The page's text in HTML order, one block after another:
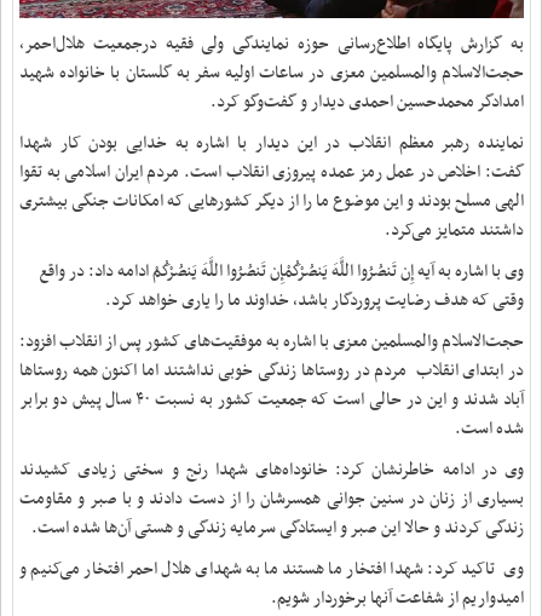
به گزارش پایگاه اطلاع‌رسانی حوزه نمایندگی ولی فقیه درجمعیت هلال‌احمر،
حجت‌الاسلام والمسلمین معزی در ساعات اولیه سفر به گلستان با خانواده شهید
امدادگر محمدحسین احمدی دیدار و گفت‌وگو کرد.
نماینده رهبر معظم انقلاب در این دیدار با اشاره به خدایی بودن کار شهدا
گفت: اخلاص در عمل رمز عمده پیروزی انقلاب است. مردم ایران اسلامی به تقوا
الهی مسلح بودند و این موضوع ما را از دیگر کشورهایی که امکانات جنگی بیشتری
داشتند متمایز می‌کرد.
وی با اشاره به آیه إِن تَنصُرُوا اللَّهَ یَنصُرْکُمْإِن تَنصُرُوا اللَّهَ یَنصُرْکُمْ ادامه داد: در واقع
وقتی که هدف رضایت پروردگار باشد، خداوند ما را یاری خواهد کرد.
حجت‌الاسلام والمسلمین معزی با اشاره به موفقیت‌های کشور پس از انقلاب افزود:
در ابتدای انقلاب مردم در روستاها زندگی خوبی نداشتند اما اکنون همه روستاها
آباد شدند و این در حالی است که جمعیت کشور به نسبت ۴۰ سال پیش دو برابر
شده است.
وی در ادامه خاطرنشان کرد: خانوداه‌های شهدا رنج و سختی زیادی کشیدند
بسیاری از زنان در سنین جوانی همسرشان را از دست دادند و با صبر و مقاومت
زندگی کردند و حالا این صبر و ایستادگی سرمایه زندگی و هستی آن‌ها شده است.
وی تاکید کرد: شهدا افتخار ما هستند ما به شهدای هلال احمر افتخار می‌کنیم و
امیدواریم از شفاعت آنها برخوردار شویم.